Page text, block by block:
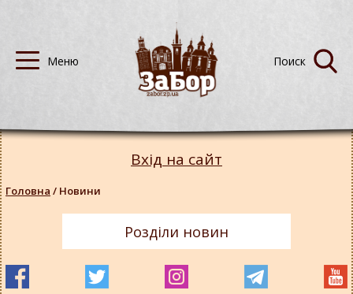
Вхід на сайт
Головна / Новини
Розділи новин